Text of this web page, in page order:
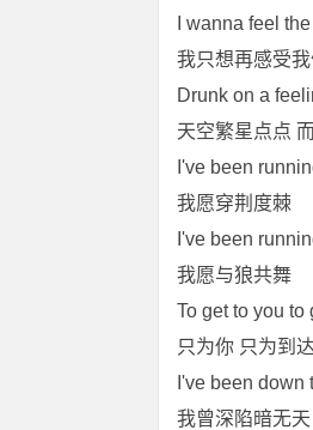
I wanna feel
我只想再感受
Drunk on a
天空繁星点点
I've been
我愿穿荆度棘
I've been
我愿与狼共舞
To get to you to
只为你 只为到
I've been down
我曾深陷暗无